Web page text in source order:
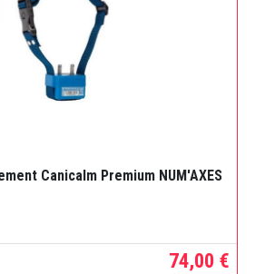
Canicalm Premium NUM'AXES
74,00 €